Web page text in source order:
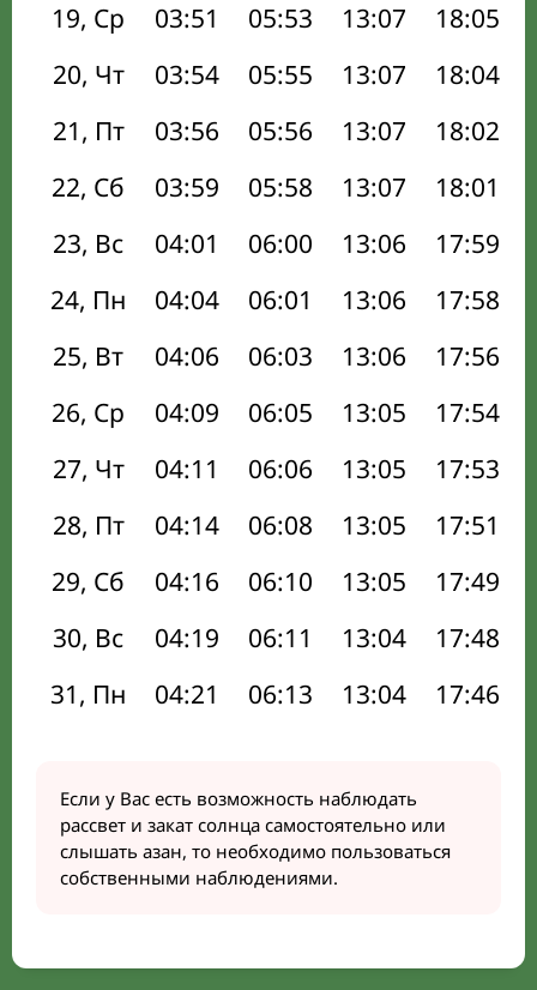
19, Ср
03:51 05:53 13:07 18:05
20, Чт
03:54 05:55 13:07 18:04
21, Пт
03:56 05:56 13:07 18:02
22, Сб
03:59 05:58 13:07 18:01
23, Вс
04:01 06:00 13:06 17:59
24, Пн
04:04 06:01 13:06 17:58
25, Вт
04:06 06:03 13:06 17:56
26, Ср
04:09 06:05 13:05 17:54
27, Чт
04:11 06:06 13:05 17:53
28, Пт
04:14 06:08 13:05 17:51
29, Сб
04:16 06:10 13:05 17:49
30, Вс
04:19 06:11 13:04 17:48
31, Пн
04:21 06:13 13:04 17:46
Если у Вас есть возможность наблюдать
рассвет и закат солнца самостоятельно или
слышать азан, то необходимо пользоваться
собственными наблюдениями.